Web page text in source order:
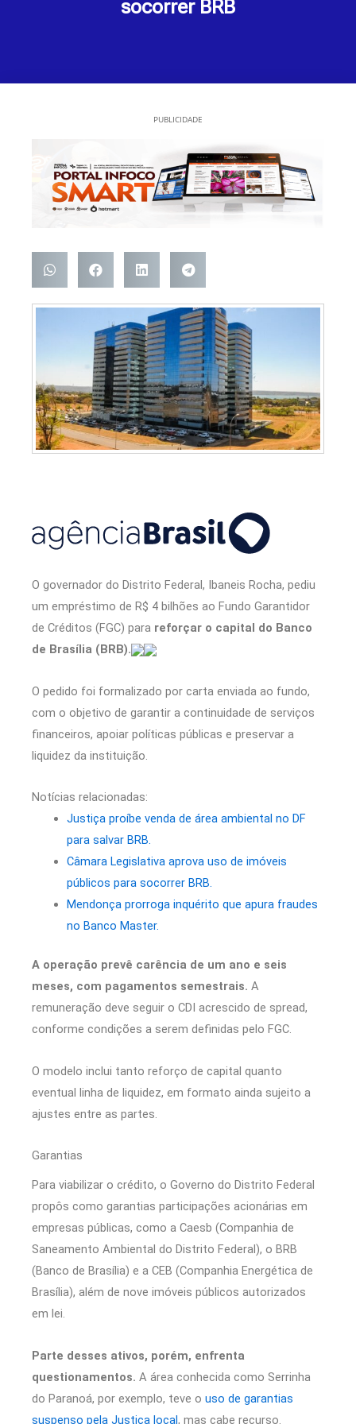
socorrer BRB
PUBLICIDADE
O governador do Distrito Federal, Ibaneis Rocha, pediu
um empréstimo de R$ 4 bilhões ao Fundo Garantidor
de Créditos (FGC) para reforçar o capital do Banco
de Brasília (BRB).
O pedido foi formalizado por carta enviada ao fundo,
com o objetivo de garantir a continuidade de serviços
financeiros, apoiar políticas públicas e preservar a
liquidez da instituição.
Notícias relacionadas:
Justiça proíbe venda de área ambiental no DF
para salvar BRB.
Câmara Legislativa aprova uso de imóveis
públicos para socorrer BRB.
Mendonça prorroga inquérito que apura fraudes
no Banco Master.
A operação prevê carência de um ano e seis
meses, com pagamentos semestrais. A
remuneração deve seguir o CDI acrescido de spread,
conforme condições a serem definidas pelo FGC.
O modelo inclui tanto reforço de capital quanto
eventual linha de liquidez, em formato ainda sujeito a
ajustes entre as partes.
Garantias
Para viabilizar o crédito, o Governo do Distrito Federal
propôs como garantias participações acionárias em
empresas públicas, como a Caesb (Companhia de
Saneamento Ambiental do Distrito Federal), o BRB
(Banco de Brasília) e a CEB (Companhia Energética de
Brasília), além de nove imóveis públicos autorizados
em lei.
Parte desses ativos, porém, enfrenta
questionamentos. A área conhecida como Serrinha
do Paranoá, por exemplo, teve o uso de garantias
suspenso pela Justiça local, mas cabe recurso.